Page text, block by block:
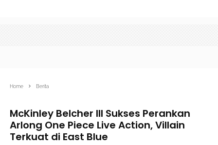
Home Berita
McKinley Belcher III Sukses Perankan
Arlong One Piece Live Action, Villain
Terkuat di East Blue